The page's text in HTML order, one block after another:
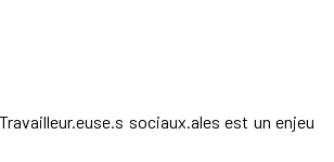
sociaux.ales est un enjeu